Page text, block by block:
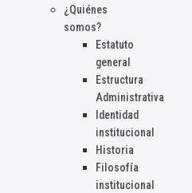
¿Quiénes
somos?
Estatuto
general
Estructura
Administrativa
Identidad
institucional
Historia
Filosofía
institucional